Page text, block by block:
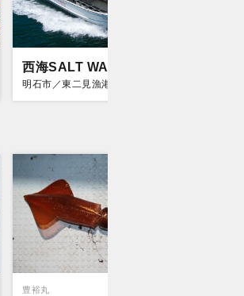
西海SALT WATER
明石市／東二見漁港
豊裕丸